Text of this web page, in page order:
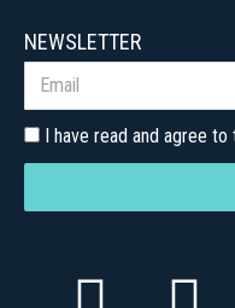
NEWSLETTER
I have read and agree